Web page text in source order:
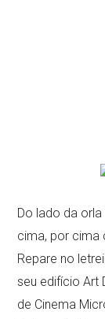
Do lado da
cima, por cima
Repare no
seu edifício Art
de Cinema